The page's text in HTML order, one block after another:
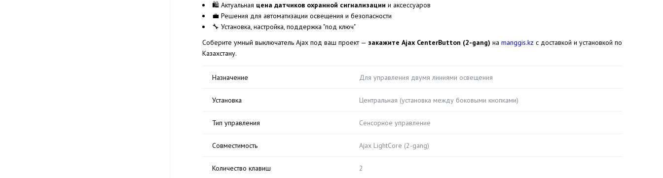
🛍 Актуальная цена датчиков охранной сигнализации и аксессуаров
💼 Решения для автоматизации освещения и безопасности
🔧 Установка, настройка, поддержка "под ключ"
Соберите умный выключатель Ajax под ваш проект — закажите Ajax CenterButton (2-gang) на manggis.kz с доставкой и установкой по
Казахстану.
Назначение Для управления двумя линиями освещения
Установка Центральная (установка между боковыми кнопками)
Тип управления Сенсорное управление
Совместимость Ajax LightCore (2-gang)
Количество клавиш 2